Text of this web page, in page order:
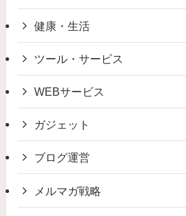
健康・生活
ツール・サービス
WEBサービス
ガジェット
ブログ運営
メルマガ戦略